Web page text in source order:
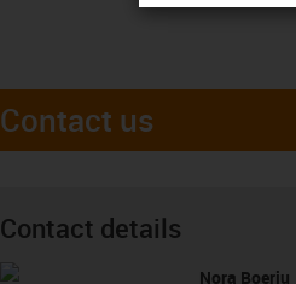
Contact us
Contact details
Nora Boeriu